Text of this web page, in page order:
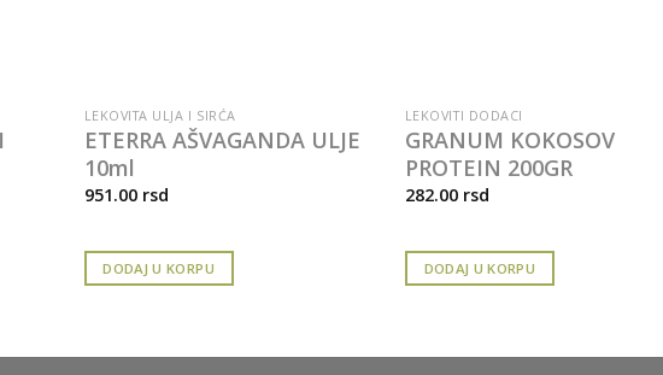
LEKOVITA ULJA I SIRĆA
ETERRA AŠVAGANDA ULJE
10ml
951.00 rsd
DODAJ U KORPU
LEKOVITI DODACI
GRANUM KOKOSOV
PROTEIN 200GR
282.00 rsd
DODAJ U KORPU